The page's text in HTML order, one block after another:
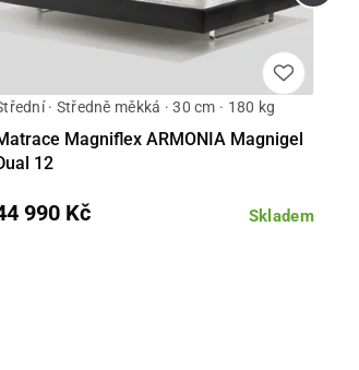
· Středně měkká · 30 cm · 180 kg
Magniflex ARMONIA Magnigel
12
Skladem
990 Kč